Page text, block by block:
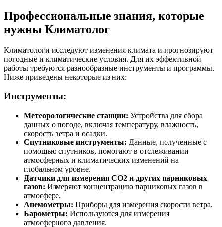
Профессиональные знания, которые
нужны Климатолог
Климатологи исследуют изменения климата и прогнозируют
погодные и климатические условия. Для их эффективной
работы требуются разнообразные инструменты и программы.
Ниже приведены некоторые из них:
Инструменты:
Метеорологические станции: Устройства для сбора
данных о погоде, включая температуру, влажность,
скорость ветра и осадки.
Спутниковые инструменты: Данные, полученные с
помощью спутников, помогают в отслеживании
атмосферных и климатических изменений на
глобальном уровне.
Датчики для измерения CO2 и других парниковых
газов: Измеряют концентрацию парниковых газов в
атмосфере.
Анемометры: Приборы для измерения скорости ветра.
Барометры: Используются для измерения
атмосферного давления.